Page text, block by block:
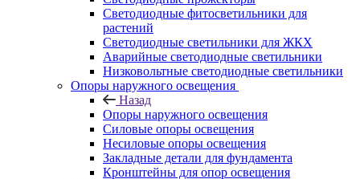
Светодиодные фитосветильники для
растений
Светодиодные светильники для ЖКХ
Аварийные светодиодные светильники
Низковольтные светодиодные светильники
Опоры наружного освещения
Назад
Опоры наружного освещения
Силовые опоры освещения
Несиловые опоры освещения
Закладные детали для фундамента
Кронштейны для опор освещения